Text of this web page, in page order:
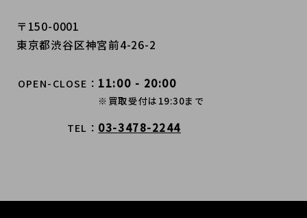
〒150-0001
東京都渋谷区神宮前4-26-2
OPEN-CLOSE 11:00 - 20:00
※買取受付は19:30まで
TEL 03-3478-2244